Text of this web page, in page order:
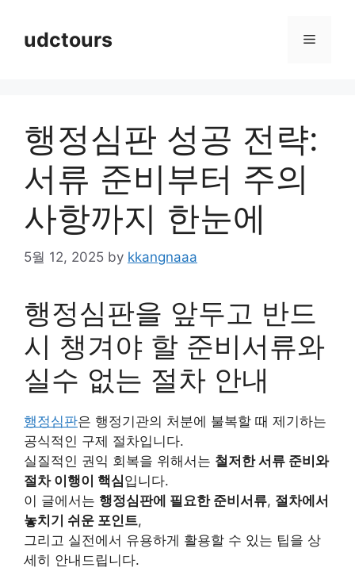
contentudctours Menu
행정심판 성공 전략:
서류 준비부터 주의
사항까지 한눈에
5월 12, 2025 by kkangnaaa
행정심판을 앞두고 반드
시 챙겨야 할 준비서류와
실수 없는 절차 안내
행정심판은 행정기관의 처분에 불복할 때 제기하는
공식적인 구제 절차입니다.
실질적인 권익 회복을 위해서는 철저한 서류 준비와
절차 이행이 핵심입니다.
이 글에서는 행정심판에 필요한 준비서류, 절차에서
놓치기 쉬운 포인트,
그리고 실전에서 유용하게 활용할 수 있는 팁을 상
세히 안내드립니다.